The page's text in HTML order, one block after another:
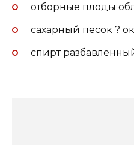
отборные плоды
сахарный песок ?
спирт